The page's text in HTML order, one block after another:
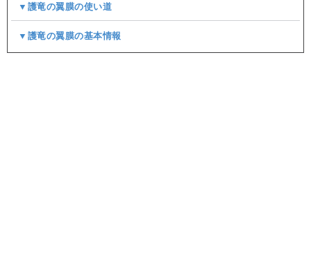
▼護竜の翼膜の使い道
▼護竜の翼膜の基本情報